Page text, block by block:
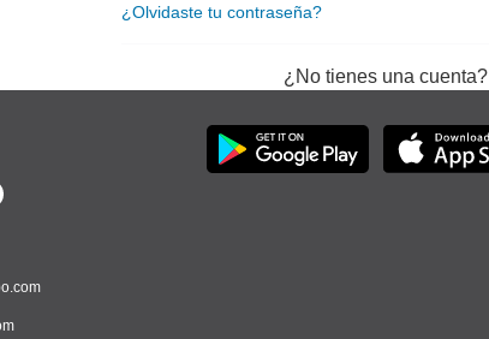
¿Olvidaste tu contraseña?
¿No tienes una cuenta?